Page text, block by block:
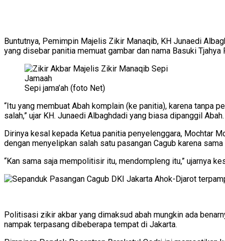
Buntutnya, Pemimpin Majelis Zikir Manaqib, KH Junaedi
yang disebar panitia memuat gambar dan nama Basuki
Sepi jama’ah (foto Net)
“Itu yang membuat Abah komplain (ke panitia), karena tanpa
salah,” ujar KH. Junaedi Albaghdadi yang biasa dipanggil Abah.
Dirinya kesal kepada Ketua panitia penyelenggara, Mochtar
dengan menyelipkan salah satu pasangan Cagub karena
“Kan sama saja mempolitisir itu, mendompleng itu,” ujarnya
Politisasi zikir akbar yang dimaksud abah mungkin ada
nampak terpasang dibeberapa tempat di Jakarta.